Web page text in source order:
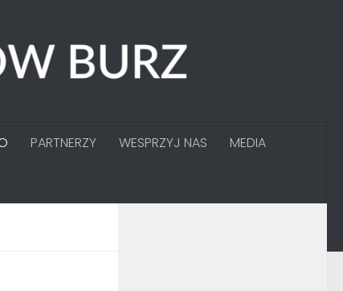
PARTNERZY WESPRZYJ NAS MEDIA